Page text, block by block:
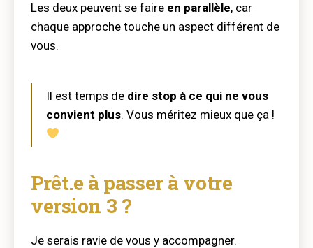
Les deux peuvent se faire en parallèle, car
chaque approche touche un aspect différent de
vous.
Il est temps de dire stop à ce qui ne vous
convient plus. Vous méritez mieux que ça !
Prêt.e à passer à votre
version 3 ?
Je serais ravie de vous y accompagner.